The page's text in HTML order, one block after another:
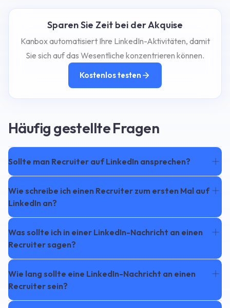
Sparen Sie Zeit bei der Akquise
Kanbox automatisiert Ihre LinkedIn-Aktivitäten, damit
Sie sich auf das Wesentliche konzentrieren können.
Kostenlos testen
Häufig gestellte Fragen
Sollte man Recruiter auf LinkedIn ansprechen?
Wie schreibe ich einen Recruiter zum ersten Mal auf
LinkedIn an?
Was sollte ich in einer LinkedIn-Nachricht an einen
Recruiter sagen?
Wie lang sollte eine LinkedIn-Nachricht an einen
Recruiter sein?